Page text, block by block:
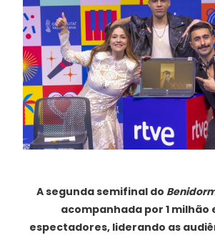
A segunda semifinal do
acompanhada por 1 milhão
espectadores, liderando as